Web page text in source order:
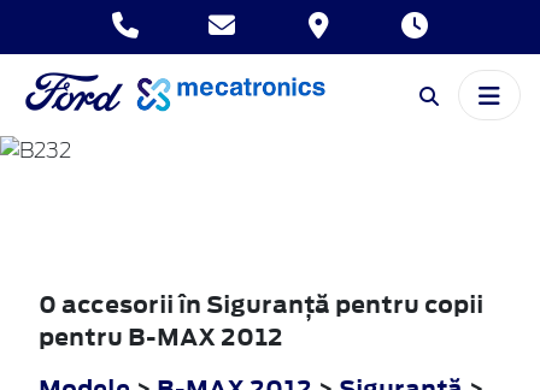
B-MAX
0 accesorii în Siguranţă pentru copii
pentru B-MAX 2012